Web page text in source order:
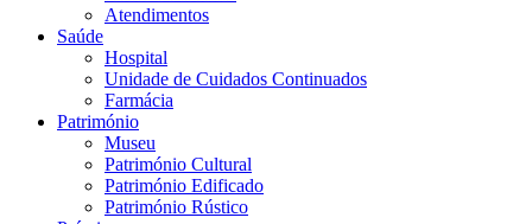
Atendimentos
Saúde
Hospital
Unidade de Cuidados Continuados
Farmácia
Património
Museu
Património Cultural
Património Edificado
Património Rústico